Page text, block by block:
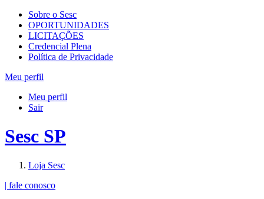
Sobre o Sesc
OPORTUNIDADES
LICITAÇÕES
Credencial Plena
Política de Privacidade
Meu perfil
Meu perfil
Sair
Sesc SP
Loja Sesc
| fale conosco